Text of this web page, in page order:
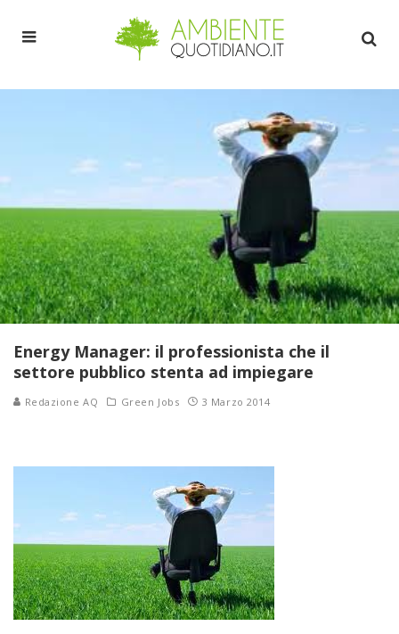
Energy Manager: il professionista che il
settore pubblico stenta ad impiegare
Redazione AQ Green Jobs 3 Marzo 2014